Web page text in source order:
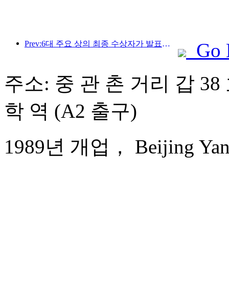
Prev:6대 주요 상의 최종 수상자가 발표되었으며, 매년 100개가 넘는 호텔과 회사가 상을 수상합니다!
Go
주소: 중 관 촌 거리 갑
학 역 (A2 출구)
1989년 개업， Beijing